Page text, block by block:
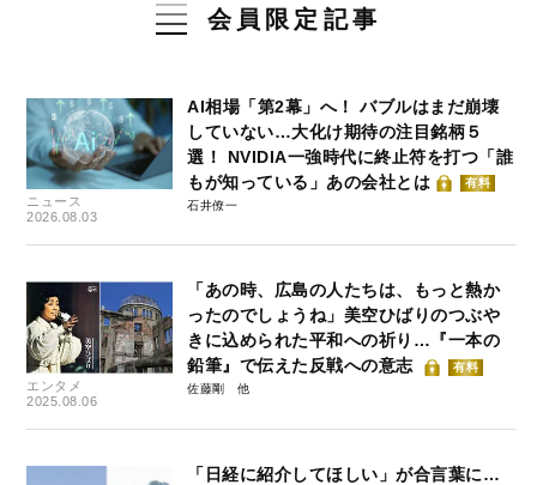
会員限定記事
ニュース
2026.08.03
AI相場「第2幕」へ！ バブルはまだ崩壊
していない…大化け期待の注目銘柄５
選！ NVIDIA一強時代に終止符を打つ「誰
もが知っている」あの会社とは
有料
石井僚一
エンタメ
2025.08.06
「あの時、広島の人たちは、もっと熱か
ったのでしょうね」美空ひばりのつぶや
きに込められた平和への祈り…『一本の
鉛筆』で伝えた反戦への意志
有料
佐藤剛
「日経に紹介してほしい」が合言葉に…